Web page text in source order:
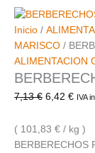
Inicio /
MARISCO /
ALIMENTACION
7,13€ 6,42 € IVA
( 101,83 € / kg )
BERBERECHOS